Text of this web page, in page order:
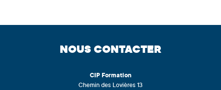
NOUS CONTACTER
CIP Formation
Chemin des Lovières 13